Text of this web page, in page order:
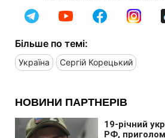
Більше по темі:
Україна Сергій Корецький